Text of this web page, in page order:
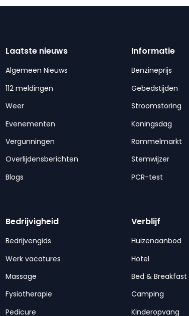
Laatste nieuws
Algemeen Nieuws
112 meldingen
Weer
Evenementen
Vergunningen
Overlijdensberichten
Blogs
Informatie
Benzineprijs
Gebedstijden
Stroomstoring
Koningsdag
Rommelmarkt
Stemwijzer
PCR-test
Bedrijvigheid
Bedrijvengids
Werk vacatures
Massage
Fysiotherapie
Pedicure
Verblijf
Huizenaanbod
Hotel
Bed & Breakfast
Camping
Kinderopvang